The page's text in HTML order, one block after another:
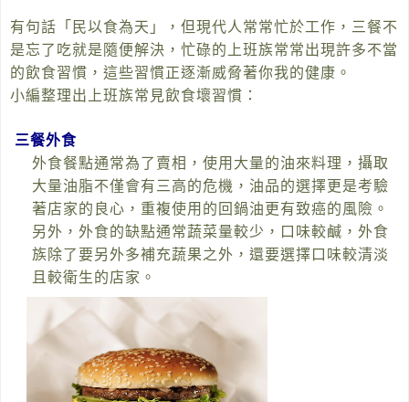
有句話「民以食為天」，但現代人常常忙於工作，三餐不
是忘了吃就是隨便解決，忙碌的上班族常常出現許多不當
的飲食習慣，這些習慣正逐漸威脅著你我的健康。
小編整理出上班族常見飲食壞習慣：
三餐外食
外食餐點通常為了賣相，使用大量的油來料理，攝取
大量油脂不僅會有三高的危機，油品的選擇更是考驗
著店家的良心，重複使用的回鍋油更有致癌的風險。
另外，外食的缺點通常蔬菜量較少，口味較鹹，外食
族除了要另外多補充蔬果之外，還要選擇口味較清淡
且較衛生的店家。